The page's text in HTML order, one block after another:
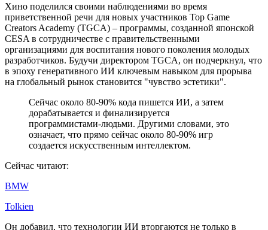
Хино поделился своими наблюдениями во время
приветственной речи для новых участников Top Game
Creators Academy (TGCA) – программы, созданной японской
CESA в сотрудничестве с правительственными
организациями для воспитания нового поколения молодых
разработчиков. Будучи директором TGCA, он подчеркнул, что
в эпоху генеративного ИИ ключевым навыком для прорыва
на глобальный рынок становится "чувство эстетики".
Сейчас около 80-90% кода пишется ИИ, а затем
дорабатывается и финализируется
программистами-людьми. Другими словами, это
означает, что прямо сейчас около 80-90% игр
создается искусственным интеллектом.
Сейчас читают:
BMW
Tolkien
Он добавил, что технологии ИИ вторгаются не только в